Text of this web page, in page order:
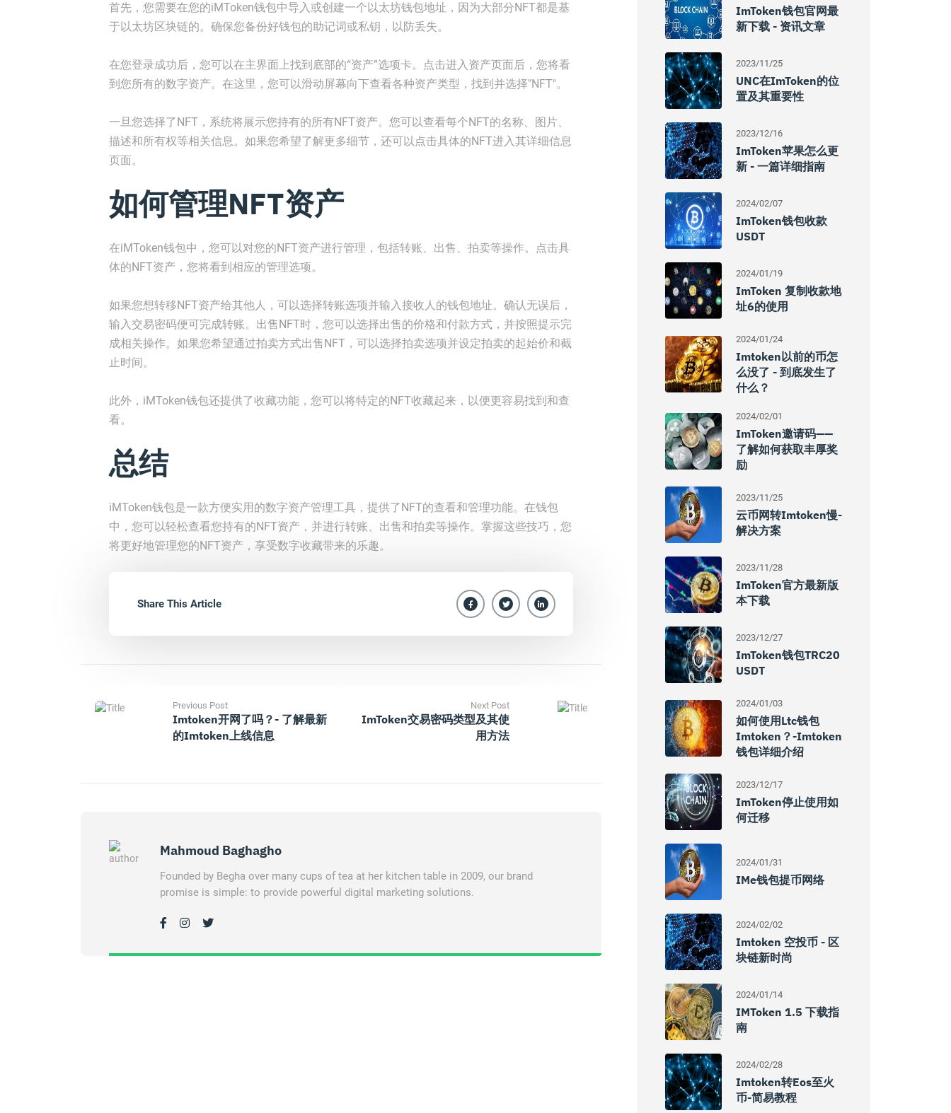
首先，您需要在您的iMToken钱包中导入或创建一个以太坊钱包地址，因为大部分NFT都是基
于以太坊区块链的。确保您备份好钱包的助记词或私钥，以防丢失。
在您登录成功后，您可以在主界面上找到底部的“资产”选项卡。点击进入资产页面后，您将看
到您所有的数字资产。在这里，您可以滑动屏幕向下查看各种资产类型，找到并选择"NFT"。
一旦您选择了NFT，系统将展示您持有的所有NFT资产。您可以查看每个NFT的名称、图片、
描述和所有权等相关信息。如果您希望了解更多细节，还可以点击具体的NFT进入其详细信息
页面。
如何管理NFT资产
在iMToken钱包中，您可以对您的NFT资产进行管理，包括转账、出售、拍卖等操作。点击具
体的NFT资产，您将看到相应的管理选项。
如果您想转移NFT资产给其他人，可以选择转账选项并输入接收人的钱包地址。确认无误后，
输入交易密码便可完成转账。出售NFT时，您可以选择出售的价格和付款方式，并按照提示完
成相关操作。如果您希望通过拍卖方式出售NFT，可以选择拍卖选项并设定拍卖的起始价和截
止时间。
此外，iMToken钱包还提供了收藏功能，您可以将特定的NFT收藏起来，以便更容易找到和查
看。
总结
iMToken钱包是一款方便实用的数字资产管理工具，提供了NFT的查看和管理功能。在钱包
中，您可以轻松查看您持有的NFT资产，并进行转账、出售和拍卖等操作。掌握这些技巧，您
将更好地管理您的NFT资产，享受数字收藏带来的乐趣。
Share This Article
Previous Post
Imtoken开网了吗？- 了解最新
的imtoken上线信息
Next Post
ImToken交易密码类型及其使
用方法
Mahmoud Baghagho
Founded by Begha over many cups of tea at her kitchen table in 2009, our brand
promise is simple: to provide powerful digital marketing solutions.
ImToken钱包官网最
新下载 - 资讯文章
2023/11/25
UNC在imToken的位
置及其重要性
2023/12/16
ImToken苹果怎么更
新 - 一篇详细指南
2024/02/07
ImToken钱包收款
USDT
2024/01/19
ImToken 复制收款地
址6的使用
2024/01/24
Imtoken以前的币怎
么没了 - 到底发生了
什么？
2024/02/01
ImToken邀请码——
了解如何获取丰厚奖
励
2023/11/25
云币网转imtoken慢-
解决方案
2023/11/28
ImToken官方最新版
本下载
2023/12/27
ImToken钱包TRC20
USDT
2024/01/03
如何使用ltc钱包
Imtoken？-Imtoken
钱包详细介绍
2023/12/17
ImToken停止使用如
何迁移
2024/01/31
IMe钱包提币网络
2024/02/02
Imtoken 空投币 - 区
块链新时尚
2024/01/14
IMToken 1.5 下载指
南
2024/02/28
Imtoken转eos至火
币-简易教程